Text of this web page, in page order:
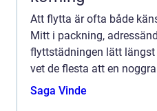
Att flytta är ofta både
Mitt i packning,
flyttstädningen lätt
vet de flesta att en
avgörande för att slippa
Saga Vinde